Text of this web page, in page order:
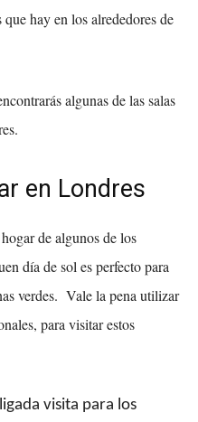
hay en los alrededores de
algunas de las salas
en Londres
de algunos de los
día de sol es perfecto para
verdes. Vale la pena utilizar
para visitar estos
visita para los